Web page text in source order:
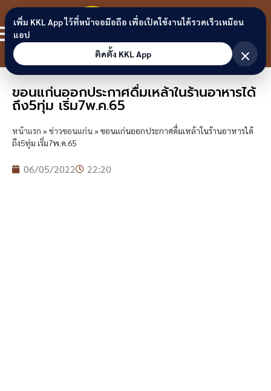
Skip to content
ขอนแก่น
ลิงก์
ขอนแก่นออกประกาศดื่มเหล้าในร้านอาหารได้
ถึง5ทุ่ม เริ่ม7พ.ค.65
หน้าแรก »ข่าวขอนแก่น»ขอนแก่นออกประกาศดื่มเหล้าในร้านอาหารได้
ถึง5ทุ่ม เริ่ม7พ.ค.65
06/05/2022 22:20
เพิ่ม KKL App ไว้ที่หน้าจอมือถือ เพื่อเปิดใช้งานได้รวดเร็วเหมือน
แอป
ติดตั้ง KKL App
×